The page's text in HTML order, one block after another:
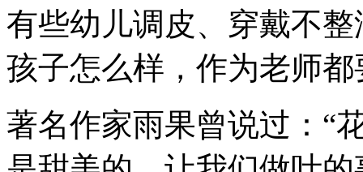
有些幼儿调皮、穿戴不
孩子怎么样，作为老师
著名作家雨果曾说过：“